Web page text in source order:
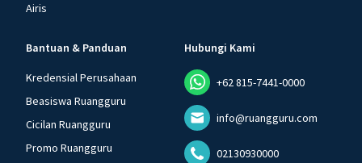
Airis
Bantuan & Panduan
Kredensial Perusahaan
Beasiswa Ruangguru
Cicilan Ruangguru
Promo Ruangguru
Hubungi Kami
+62 815-7441-0000
info@ruangguru.com
02130930000